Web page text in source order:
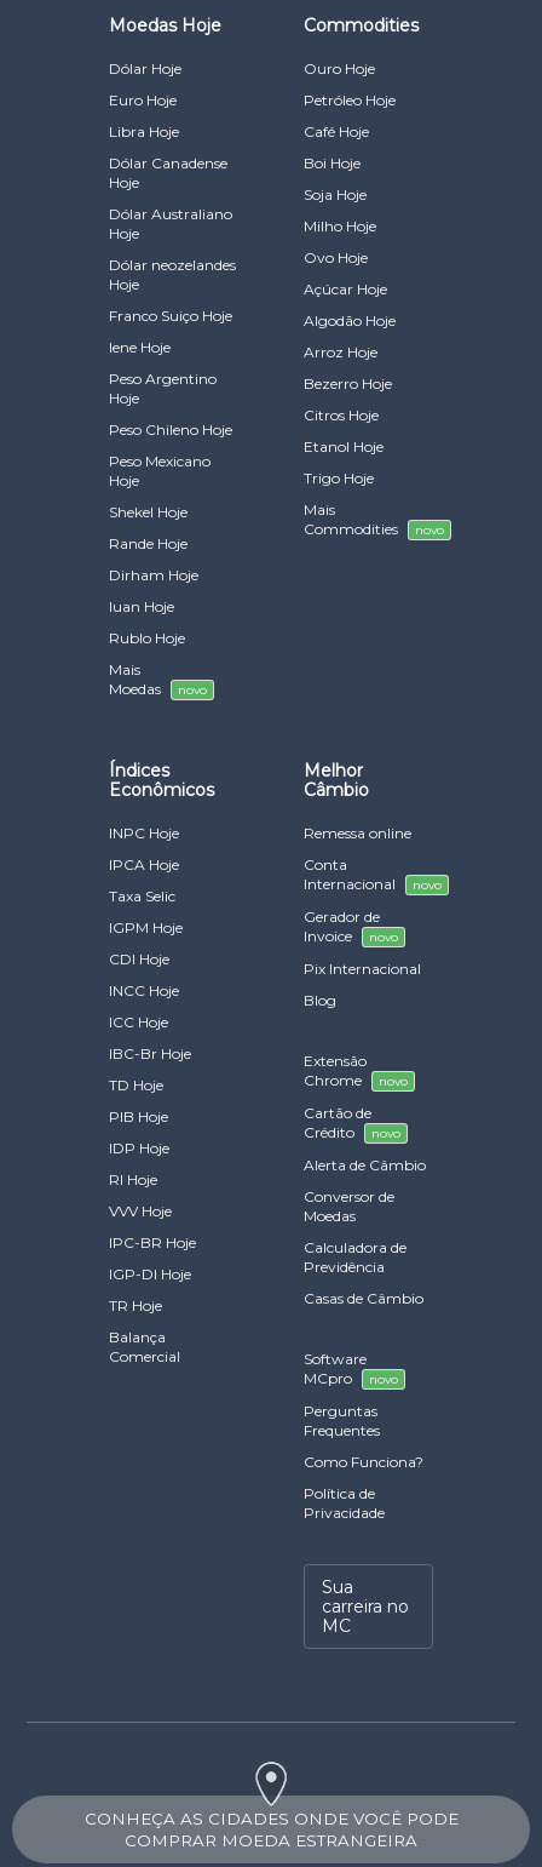
Moedas Hoje
Dólar Hoje
Euro Hoje
Libra Hoje
Dólar Canadense
Hoje
Dólar Australiano
Hoje
Dólar neozelandes
Hoje
Franco Suiço Hoje
Iene Hoje
Peso Argentino
Hoje
Peso Chileno Hoje
Peso Mexicano
Hoje
Shekel Hoje
Rande Hoje
Dirham Hoje
Iuan Hoje
Rublo Hoje
Mais
Moedas
novo
Commodities
Ouro Hoje
Petróleo Hoje
Café Hoje
Boi Hoje
Soja Hoje
Milho Hoje
Ovo Hoje
Açúcar Hoje
Algodão Hoje
Arroz Hoje
Bezerro Hoje
Citros Hoje
Etanol Hoje
Trigo Hoje
Mais
Commodities
novo
Índices
Econômicos
INPC Hoje
IPCA Hoje
Taxa Selic
IGPM Hoje
CDI Hoje
INCC Hoje
ICC Hoje
IBC-Br Hoje
TD Hoje
PIB Hoje
IDP Hoje
RI Hoje
VVV Hoje
IPC-BR Hoje
IGP-DI Hoje
TR Hoje
Balança
Comercial
Melhor
Câmbio
Remessa online
Conta
Internacional
novo
Gerador de
Invoice
novo
Pix Internacional
Blog
Extensão
Chrome
novo
Cartão de
Crédito
novo
Alerta de Câmbio
Conversor de
Moedas
Calculadora de
Previdência
Casas de Câmbio
Software
MCpro
novo
Perguntas
Frequentes
Como Funciona?
Política de
Privacidade
Sua
carreira no
MC
CONHEÇA AS CIDADES ONDE VOCÊ PODE
COMPRAR MOEDA ESTRANGEIRA